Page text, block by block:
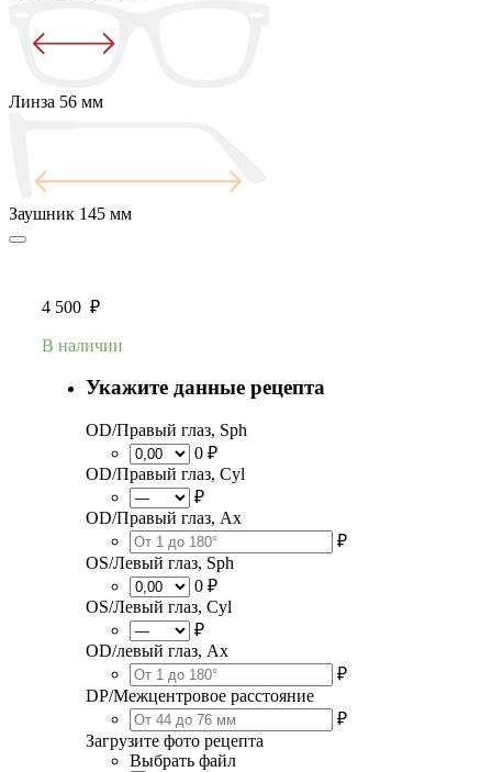
Линза 56 мм
Заушник 145 мм
4 500 ₽
В наличии
Укажите данные рецепта
OD/Правый глаз, Sph
0 ₽
OD/Правый глаз, Cyl
₽
OD/Правый глаз, Ax
₽
OS/Левый глаз, Sph
0 ₽
OS/Левый глаз, Cyl
₽
OD/левый глаз, Ax
₽
DP/Межцентровое расстояние
₽
Загрузите фото рецепта
Выбрать файл